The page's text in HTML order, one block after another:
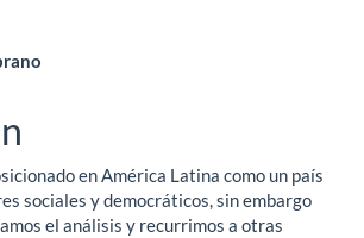
en América Latina como un país
sociales y democráticos, sin embargo
el análisis y recurrimos a otras